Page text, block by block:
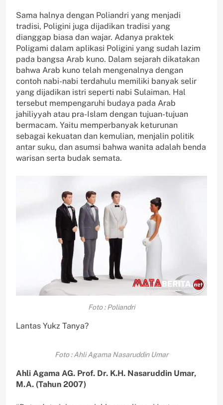
Sama halnya dengan Poliandri yang menjadi
tradisi, Poligini juga dijadikan tradisi yang
dianggap biasa dan wajar. Adanya praktek
Poligami dalam aplikasi Poligini yang sudah lazim
pada bangsa Arab kuno. Dalam sejarah dikatakan
bahwa Arab kuno telah mengenalnya dengan
contoh nabi-nabi terdahulu memiliki banyak selir
yang dijadikan istri seperti nabi Sulaiman. Hal
tersebut mempengaruhi budaya pada Arab
jahiliyyah atau pra-Islam dengan tujuan-tujuan
bermacam. Yaitu memperbanyak keturunan
sebagai kekuatan dan kemulian, menjalin politik
antar suku, dan asumsi bahwa wanita adalah benda
warisan serta budak semata.
Foto : Poliandri
Lantas Yukz Tanya?
Foto : Ahli Agama Nasaruddin Umar
Ahli Agama AG. Prof. Dr. K.H. Nasaruddin Umar,
M.A. (Tahun 2007)